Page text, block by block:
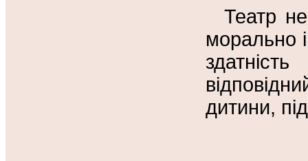
Театр
морально
дитини,